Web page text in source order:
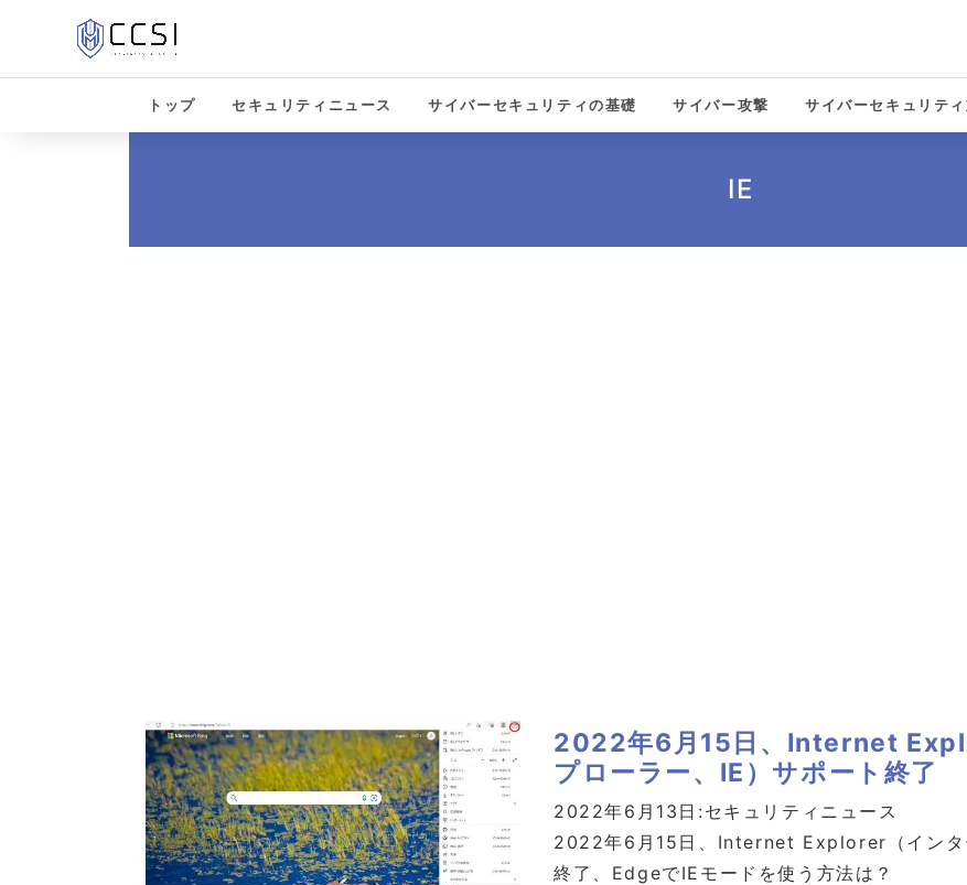
トップ セキュリティニュース サイバーセキュリティの基礎 サイバー攻撃 サイバーセキュリテ
IE
2022年6月15日、Internet
プローラー、IE）サポート終了
2022年6月13日: セキュリティニュース
2022年6月15日、Internet Explorer（インタ
終了、EdgeでIEモードを使う方法は？